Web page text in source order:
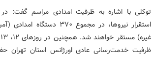
توکلی با اشاره به ظرفیت امدادی مراسم گفت:
استقرار نیروها، در مجموع ۳۷۰
ظرفیت خدمت‌رسانی عادی اورژانس استان تهران